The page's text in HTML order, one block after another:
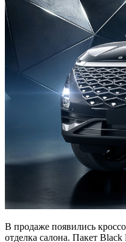
В продаже появились
отделка салона. Пакет